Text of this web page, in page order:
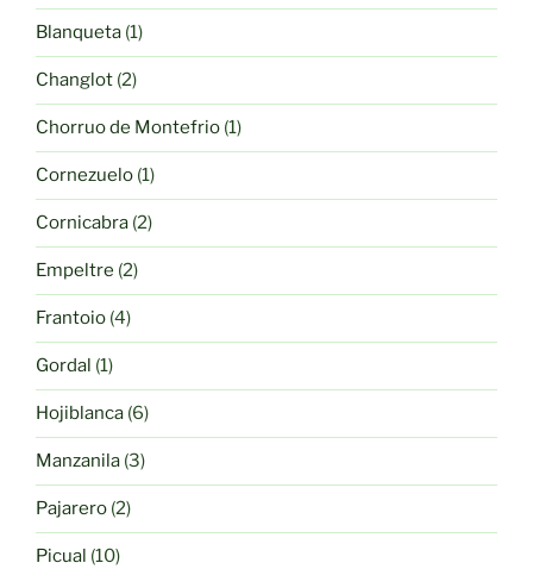
producto
Blanqueta 11
producto
Changlot 22
productos
Chorruo de Montefrio 11
producto
Cornezuelo 11
producto
Cornicabra 22
productos
Empeltre 22
productos
Frantoio 44
productos
Gordal 11
producto
Hojiblanca 66
productos
Manzanila 33
productos
Pajarero 22
productos
Picual 1010